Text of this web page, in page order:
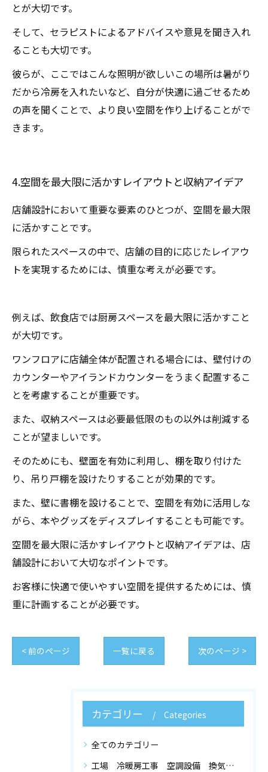
とが大切です。
そして、セラピストによるアドバイスや意見を聞き入れ
ることも大切です。
彼らが、ここではこんな照明が欲しいこの場所は暑がり
だから冷房を入れたいなど、自分が快適に過ごせるため
の声を聞くことで、より良い空間を作り上げることがで
きます。
4.空間を最大限に活かすレイアウトと収納アイデア
店舗設計において重要な要素のひとつが、空間を最大限
に活かすことです。
限られたスペースの中で、店舗の目的に応じたレイアウ
トを実現するためには、慎重な考えが必要です。
例えば、飲食店では厨房スペースを最大限に活かすこと
が大切です。
ワンフロアに店舗全体が配置される場合には、壁付けの
カウンターやアイランドカウンターをうまく配置するこ
とを考慮することが重要です。
また、収納スペースは必要最低限のもの以外は削減する
ことが望ましいです。
そのためにも、壁面を有効に利用し、棚を取り付けた
り、吊り戸棚を設けたりすることが効果的です。
また、壁に書棚を設けることで、空間を有効に活用しな
がら、本やグッズをディスプレイすることも可能です。
空間を最大限に活かすレイアウトと収納アイデアは、店
舗設計において大切なポイントです。
お客様に快適で使いやすい空間を提供するためには、慎
重に計画することが必要です。
< 前のページ 一覧に戻る 次のページ >
カテゴリー Categories
全てのカテゴリー
工場 冷暖房工事 空調設備 換気設備 店舗設計